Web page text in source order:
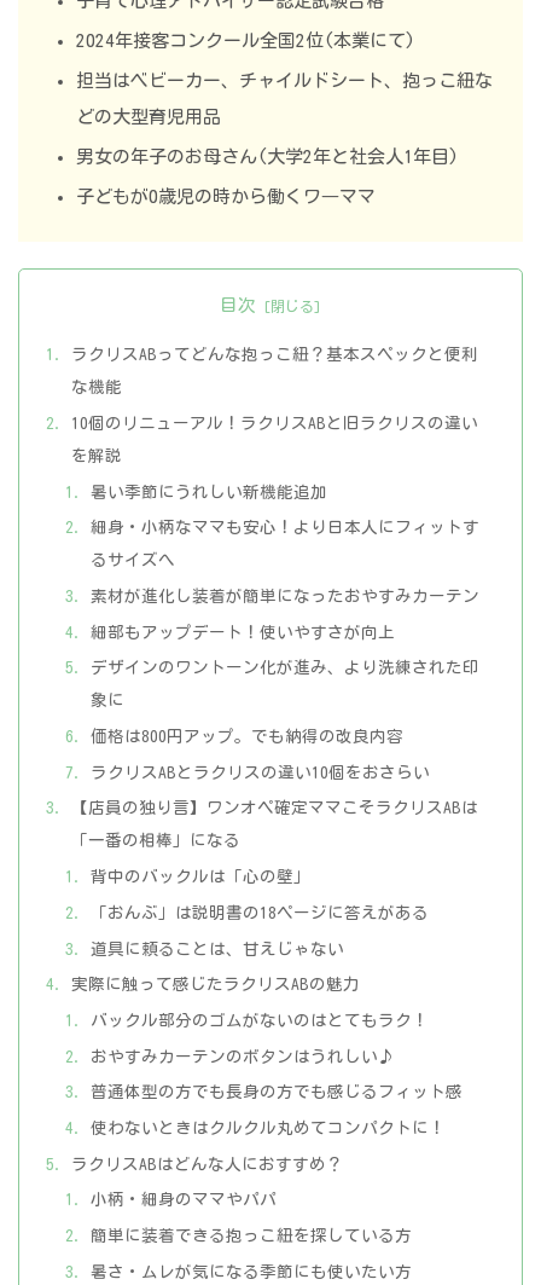
2024年接客コンクール全国2位(本業にて)
担当はベビーカー、チャイルドシート、抱っこ紐な
どの大型育児用品
男女の年子のお母さん(大学2年と社会人1年目)
子どもが0歳児の時から働くワ―ママ
目次
ラクリスABってどんな抱っこ紐？基本スペックと便利
な機能
10個のリニューアル！ラクリスABと旧ラクリスの違い
を解説
暑い季節にうれしい新機能追加
細身・小柄なママも安心！より日本人にフィットす
るサイズへ
素材が進化し装着が簡単になったおやすみカーテン
細部もアップデート！使いやすさが向上
デザインのワントーン化が進み、より洗練された印
象に
価格は800円アップ。でも納得の改良内容
ラクリスABとラクリスの違い10個をおさらい
【店員の独り言】ワンオペ確定ママこそラクリスABは
「一番の相棒」になる
背中のバックルは「心の壁」
「おんぶ」は説明書の18ページに答えがある
道具に頼ることは、甘えじゃない
実際に触って感じたラクリスABの魅力
バックル部分のゴムがないのはとてもラク！
おやすみカーテンのボタンはうれしい♪
普通体型の方でも長身の方でも感じるフィット感
使わないときはクルクル丸めてコンパクトに！
ラクリスABはどんな人におすすめ？
小柄・細身のママやパパ
簡単に装着できる抱っこ紐を探している方
暑さ・ムレが気になる季節にも使いたい方